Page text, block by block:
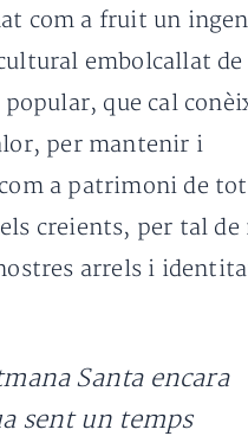
com a fruit un
embolcallat de
que cal
per mantenir i
a patrimoni de
creients, per tal de
arrels i
Santa encara
sent un temps